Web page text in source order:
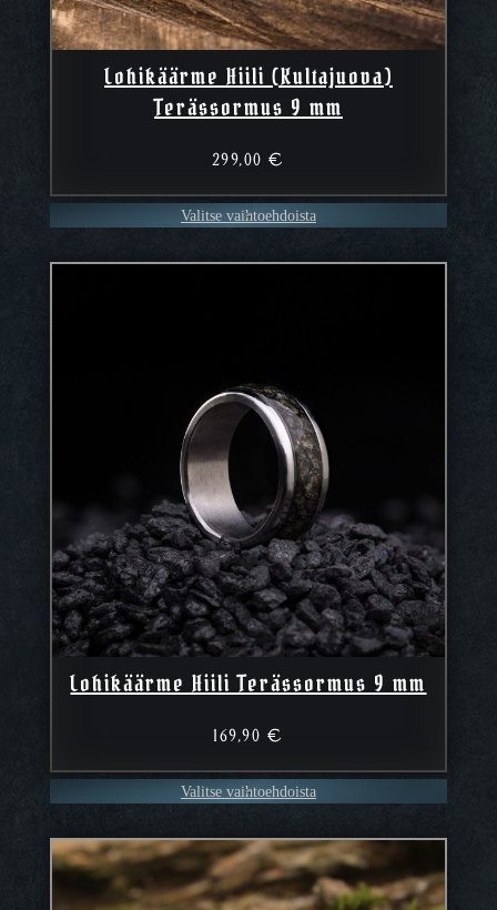
Lohikäärme Hiili (Kultajuova)
Terässormus 9 mm
299,00€
Valitse vaihtoehdoista
Lohikäärme Hiili Terässormus 9 mm
169,90 €
Valitse vaihtoehdoista